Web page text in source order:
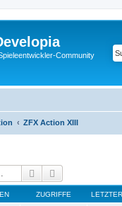
Community
ZFX Action XIII
Suche
ZUGRIFFE